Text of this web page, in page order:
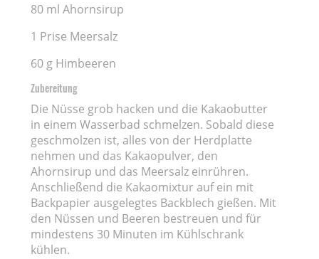
80 ml Ahornsirup
1 Prise Meersalz
60 g Himbeeren
Zubereitung
Die Nüsse grob hacken und die Kakaobutter
in einem Wasserbad schmelzen. Sobald diese
geschmolzen ist, alles von der Herdplatte
nehmen und das Kakaopulver, den
Ahornsirup und das Meersalz einrühren.
Anschließend die Kakaomixtur auf ein mit
Backpapier ausgelegtes Backblech gießen. Mit
den Nüssen und Beeren bestreuen und für
mindestens 30 Minuten im Kühlschrank
kühlen.